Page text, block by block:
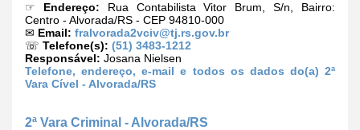
☞ Endereço: Rua Contabilista Vitor Brum, S/n, Bairro:
Centro - Alvorada/RS - CEP 94810-000
✉ Email: fralvorada2vciv@tj.rs.gov.br
☏ Telefone(s): (51) 3483-1212
Responsável: Josana Nielsen
Telefone, endereço, e-mail e todos os dados do(a) 2ª
Vara Cível - Alvorada/RS
2ª Vara Criminal - Alvorada/RS